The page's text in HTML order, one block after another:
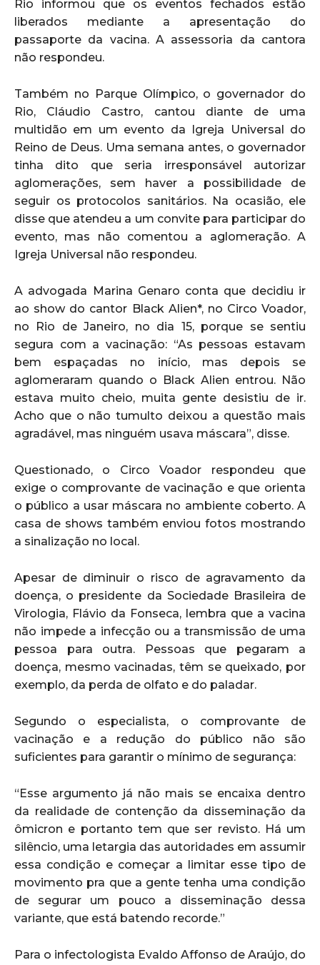
Rio informou que os eventos fechados estão
liberados mediante a apresentação do
passaporte da vacina. A assessoria da cantora
não respondeu.
Também no Parque Olímpico, o governador do
Rio, Cláudio Castro, cantou diante de uma
multidão em um evento da Igreja Universal do
Reino de Deus. Uma semana antes, o governador
tinha dito que seria irresponsável autorizar
aglomerações, sem haver a possibilidade de
seguir os protocolos sanitários. Na ocasião, ele
disse que atendeu a um convite para participar do
evento, mas não comentou a aglomeração. A
Igreja Universal não respondeu.
A advogada Marina Genaro conta que decidiu ir
ao show do cantor Black Alien*, no Circo Voador,
no Rio de Janeiro, no dia 15, porque se sentiu
segura com a vacinação: “As pessoas estavam
bem espaçadas no início, mas depois se
aglomeraram quando o Black Alien entrou. Não
estava muito cheio, muita gente desistiu de ir.
Acho que o não tumulto deixou a questão mais
agradável, mas ninguém usava máscara”, disse.
Questionado, o Circo Voador respondeu que
exige o comprovante de vacinação e que orienta
o público a usar máscara no ambiente coberto. A
casa de shows também enviou fotos mostrando
a sinalização no local.
Apesar de diminuir o risco de agravamento da
doença, o presidente da Sociedade Brasileira de
Virologia, Flávio da Fonseca, lembra que a vacina
não impede a infecção ou a transmissão de uma
pessoa para outra. Pessoas que pegaram a
doença, mesmo vacinadas, têm se queixado, por
exemplo, da perda de olfato e do paladar.
Segundo o especialista, o comprovante de
vacinação e a redução do público não são
suficientes para garantir o mínimo de segurança:
“Esse argumento já não mais se encaixa dentro
da realidade de contenção da disseminação da
ômicron e portanto tem que ser revisto. Há um
silêncio, uma letargia das autoridades em assumir
essa condição e começar a limitar esse tipo de
movimento pra que a gente tenha uma condição
de segurar um pouco a disseminação dessa
variante, que está batendo recorde.”
Para o infectologista Evaldo Affonso de Araújo, do